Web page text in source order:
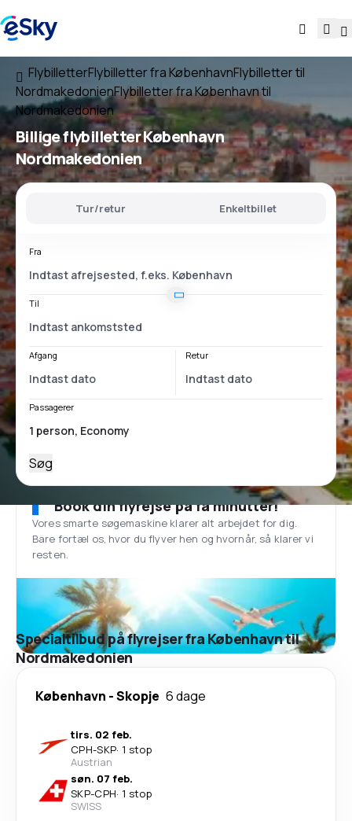
FlybilletterFlybilletter fra KøbenhavnFlybilletter til
NordmakedonienFlybilletter fra København til
Nordmakedonien
Billige flybilletterKøbenhavn
Nordmakedonien
Tur/retur Enkeltbillet
Fra
Til
Afgang Retur
Passagerer
Søg
Book din flyrejse på få minutter!
Vores smarte søgemaskine klarer alt arbejdet for dig.
Bare fortæl os, hvor du flyver hen og hvornår, så klarer vi
resten.
Specialtilbud på flyrejser fra København til
Nordmakedonien
København -Skopje 6 dage
tirs. 02 feb.
CPH-SKP· 1 stop
Austrian
søn. 07 feb.
SKP-CPH· 1 stop
SWISS